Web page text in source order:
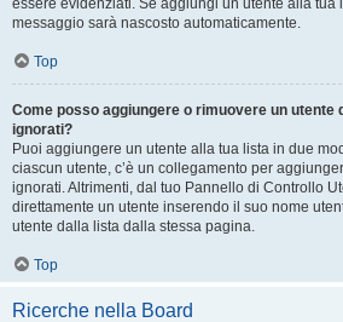
essere evidenziati. Se aggiungi un utente alla tua
messaggio sarà nascosto automaticamente.
Top
Come posso aggiungere o rimuovere un utente
ignorati?
Puoi aggiungere un utente alla tua lista in due
ciascun utente, c’è un collegamento per
ignorati. Altrimenti, dal tuo Pannello di Controllo
direttamente un utente inserendo il suo nome
utente dalla lista dalla stessa pagina.
Top
Ricerche nella Board